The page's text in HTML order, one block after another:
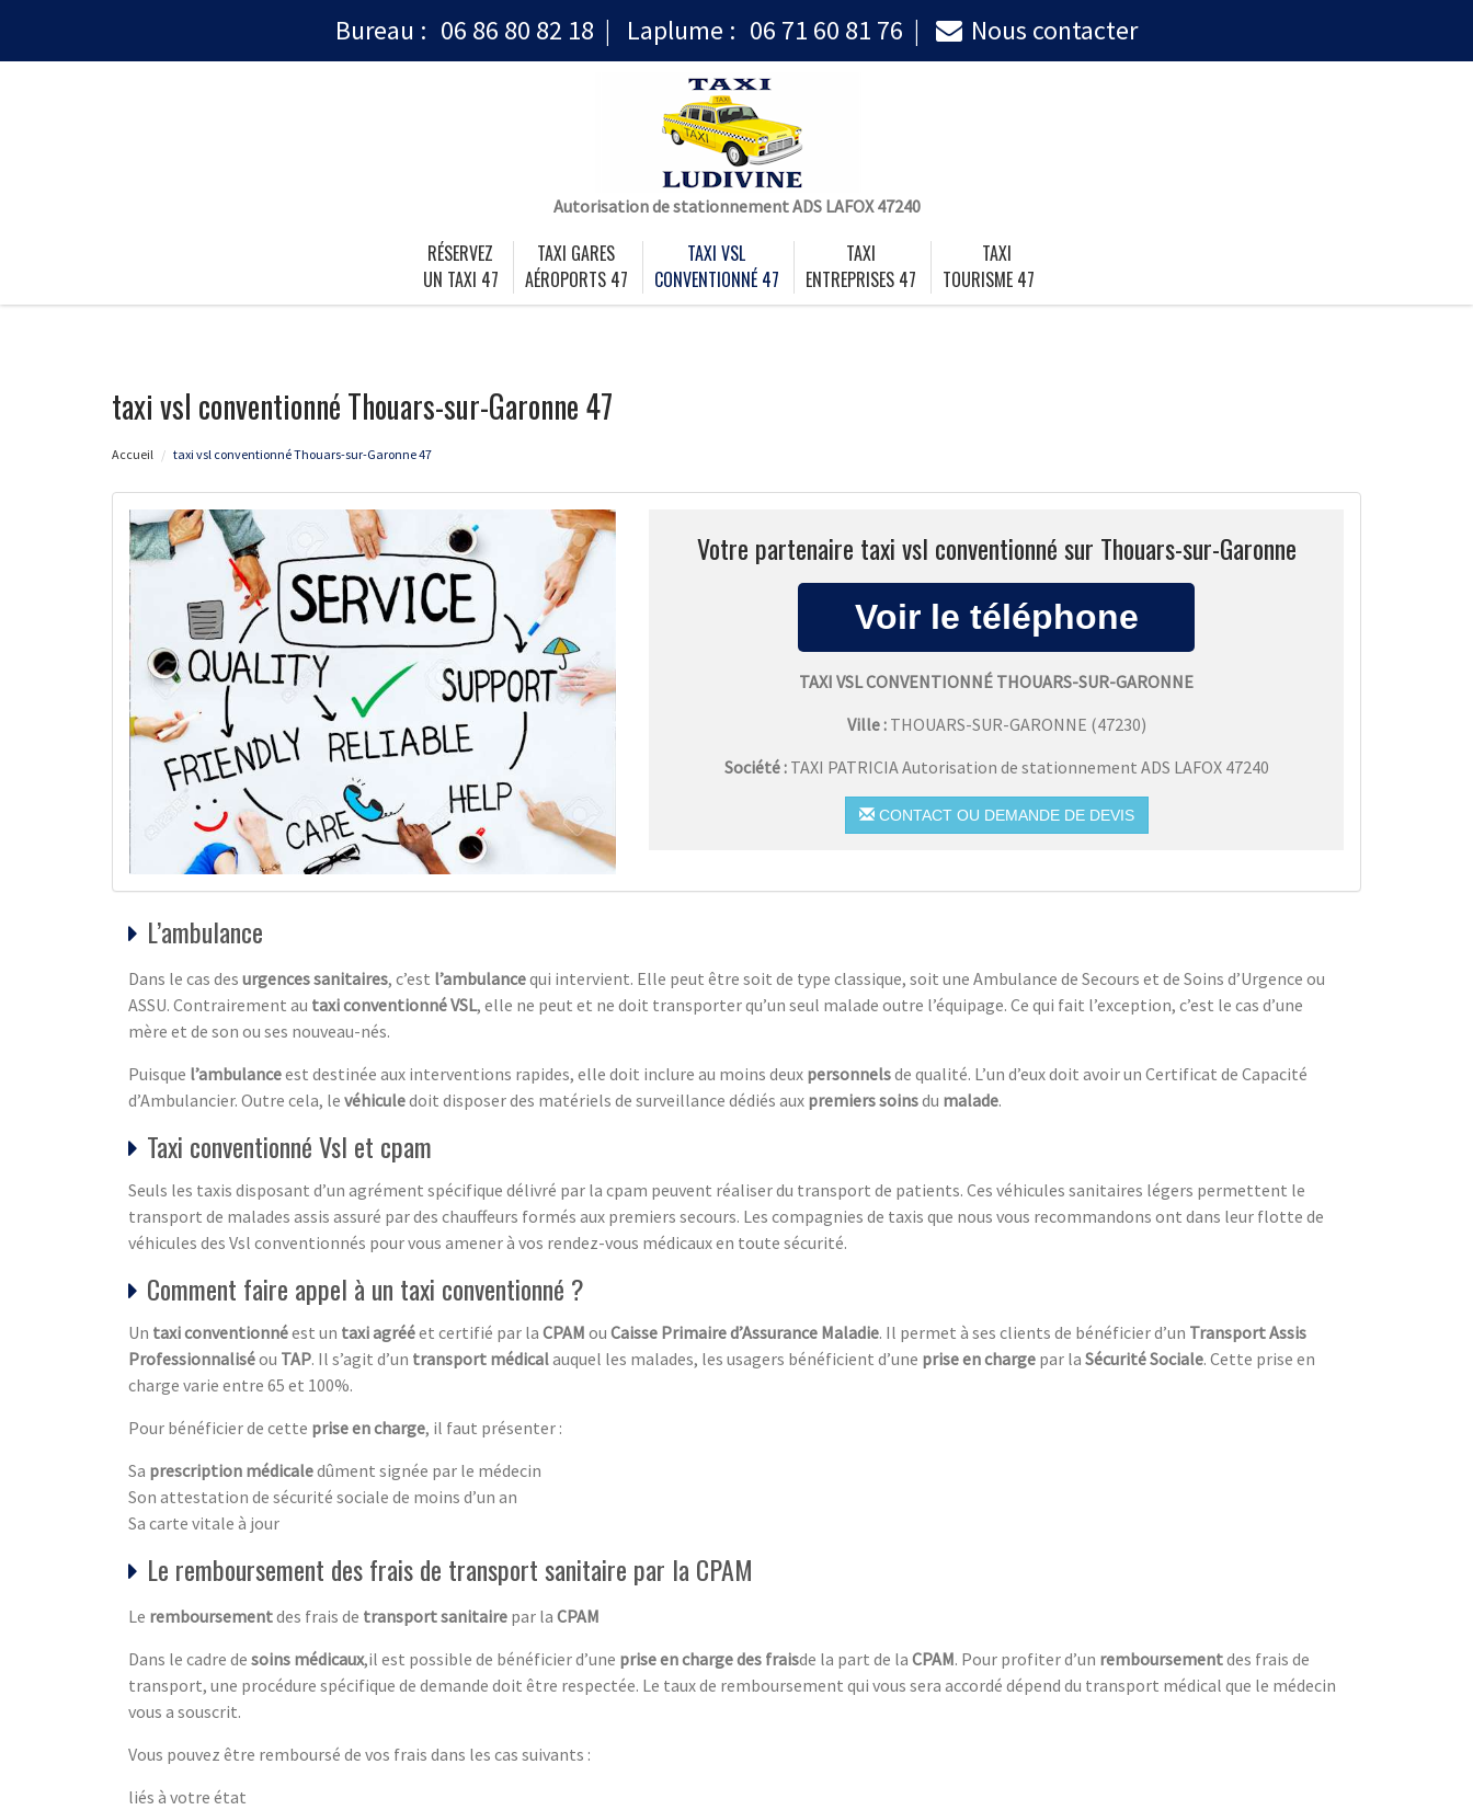
Bureau : 06 86 80 82 18 Laplume : 06 71 60 81 76 Nous contacter
Autorisation de stationnement ADS LAFOX 47240
RÉSERVEZ
UN TAXI 47
TAXI GARES
AÉROPORTS 47
TAXI VSL
CONVENTIONNÉ 47
TAXI
ENTREPRISES 47
TAXI
TOURISME 47
taxi vsl conventionné Thouars-sur-Garonne 47
Accueil taxi vsl conventionné Thouars-sur-Garonne 47
Votre partenaire taxi vsl conventionné sur Thouars-sur-Garonne
TAXI VSL CONVENTIONNÉ THOUARS-SUR-GARONNE
Ville : THOUARS-SUR-GARONNE (47230)
Société : TAXI PATRICIA Autorisation de stationnement ADS LAFOX 47240
CONTACT OU DEMANDE DE DEVIS
L’ambulance
Dans le cas des urgences sanitaires, c’est l’ambulancequi intervient. Elle peut être soit de type classique, soit une Ambulance de Secours et de Soins d’Urgence ou
ASSU. Contrairement au taxi conventionné VSL, elle ne peut et ne doit transporter qu’un seul malade outre l’équipage. Ce qui fait l’exception, c’est le cas d’une
mère et de son ou ses nouveau-nés.
Puisque l’ambulanceest destinée aux interventions rapides, elle doit inclure au moins deux personnelsde qualité. L’un d’eux doit avoir un Certificat de Capacité
d’Ambulancier. Outre cela, le véhiculedoit disposer des matériels de surveillance dédiés aux premiers soinsdu malade.
Taxi conventionné Vsl et cpam
Seuls les taxis disposant d’un agrément spécifique délivré par la cpam peuvent réaliser du transport de patients. Ces véhicules sanitaires légers permettent le
transport de malades assis assuré par des chauffeurs formés aux premiers secours. Les compagnies de taxis que nous vous recommandons ont dans leur flotte de
véhicules des Vsl conventionnés pour vous amener à vos rendez-vous médicaux en toute sécurité.
Comment faire appel à un taxi conventionné ?
Un taxi conventionnéest un taxi agrééet certifié par la CPAM ou Caisse Primaire d’Assurance Maladie. Il permet à ses clients de bénéficier d’un Transport Assis
Professionnaliséou TAP. Il s’agit d’un transport médicalauquel les malades, les usagers bénéficient d’une prise en charge par la Sécurité Sociale. Cette prise en
charge varie entre 65 et 100%.
Pour bénéficier de cette prise en charge, il faut présenter :
Sa prescription médicaledûment signée par le médecin
Son attestation de sécurité sociale de moins d’un an
Sa carte vitale à jour
Le remboursement des frais de transport sanitaire par la CPAM
Le remboursementdes frais de transport sanitaire par la CPAM
Dans le cadre de soins médicaux,il est possible de bénéficier d’une prise en charge des fraisde la part de la CPAM. Pour profiter d’un remboursementdes frais de
transport, une procédure spécifique de demande doit être respectée. Le taux de remboursement qui vous sera accordé dépend du transport médical que le médecin
vous a souscrit.
Vous pouvez être remboursé de vos frais dans les cas suivants :
liés à votre état